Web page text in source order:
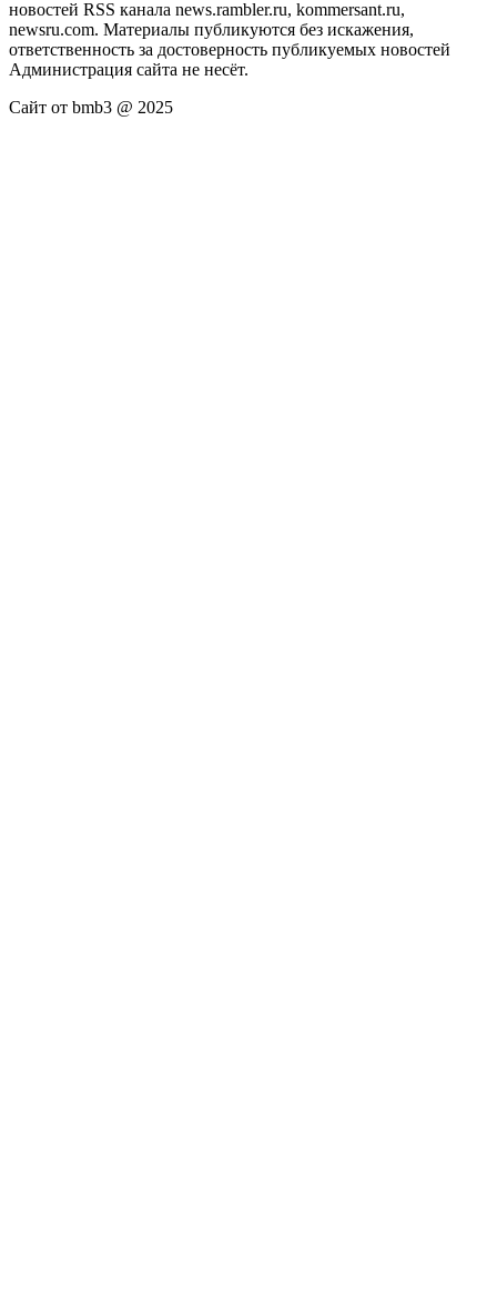
новостей RSS канала news.rambler.ru, kommersant.ru,
newsru.com. Материалы публикуются без искажения,
ответственность за достоверность публикуемых новостей
Администрация сайта не несёт.
Сайт от bmb3 @ 2025